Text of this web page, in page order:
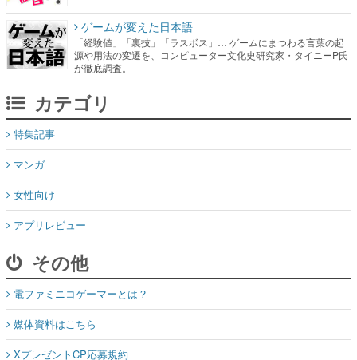
ゲームが変えた日本語
「経験値」「裏技」「ラスボス」… ゲームにまつわる言葉の起
源や用法の変遷を、コンピューター文化史研究家・タイニーP氏
が徹底調査。
カテゴリ
特集記事
マンガ
女性向け
アプリレビュー
その他
電ファミニコゲーマーとは？
媒体資料はこちら
XプレゼントCP応募規約